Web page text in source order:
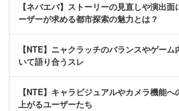
【ネバエバ】ストーリーの見直しや演出
ーザーが求める都市探索の魅力とは？
【NTE】ニャクラッチのバランスやゲー
いて語り合うスレ
【NTE】キャラビジュアルやカメラ機能へ
上がるユーザーたち